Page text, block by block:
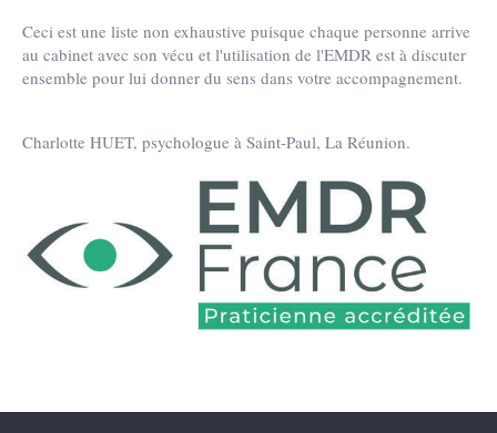
Ceci est une liste non exhaustive puisque chaque personne arrive
au cabinet avec son vécu et l'utilisation de l'EMDR est à discuter
ensemble pour lui donner du sens dans votre accompagnement.
Charlotte HUET, psychologue à Saint-Paul, La Réunion.